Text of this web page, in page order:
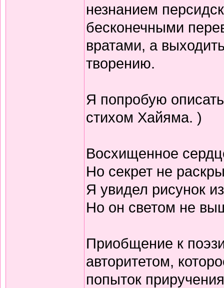
незнанием
бесконечными
вратами, а
творению.
Я попробую
стихом Хайяма. )
Восхищенное
Но секрет не
Я увидел рисунок
Но он светом не
Приобщение к
авторитетом,
попыток